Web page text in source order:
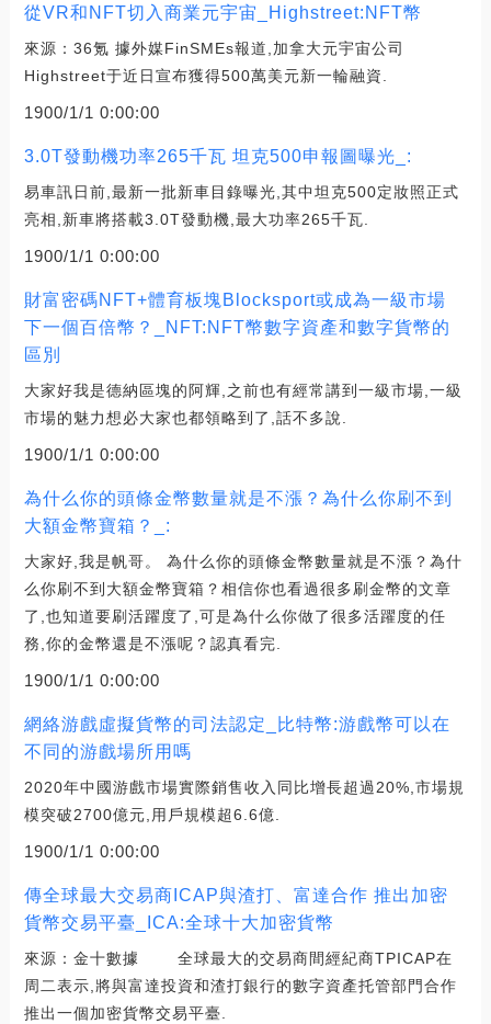
從VR和NFT切入商業元宇宙_Highstreet:NFT幣
來源：36氪 據外媒FinSMEs報道,加拿大元宇宙公司
Highstreet于近日宣布獲得500萬美元新一輪融資.
1900/1/1 0:00:00
3.0T發動機功率265千瓦 坦克500申報圖曝光_:
易車訊日前,最新一批新車目錄曝光,其中坦克500定妝照正式
亮相,新車將搭載3.0T發動機,最大功率265千瓦.
1900/1/1 0:00:00
財富密碼NFT+體育板塊Blocksport或成為一級市場
下一個百倍幣？_NFT:NFT幣數字資產和數字貨幣的
區別
大家好我是德納區塊的阿輝,之前也有經常講到一級市場,一級
市場的魅力想必大家也都領略到了,話不多說.
1900/1/1 0:00:00
為什么你的頭條金幣數量就是不漲？為什么你刷不到
大額金幣寶箱？_:
大家好,我是帆哥。 為什么你的頭條金幣數量就是不漲？為什
么你刷不到大額金幣寶箱？相信你也看過很多刷金幣的文章
了,也知道要刷活躍度了,可是為什么你做了很多活躍度的任
務,你的金幣還是不漲呢？認真看完.
1900/1/1 0:00:00
網絡游戲虛擬貨幣的司法認定_比特幣:游戲幣可以在
不同的游戲場所用嗎
2020年中國游戲市場實際銷售收入同比增長超過20%,市場規
模突破2700億元,用戶規模超6.6億.
1900/1/1 0:00:00
傳全球最大交易商ICAP與渣打、富達合作 推出加密
貨幣交易平臺_ICA:全球十大加密貨幣
來源：金十數據 全球最大的交易商間經紀商TPICAP在
周二表示,將與富達投資和渣打銀行的數字資產托管部門合作
推出一個加密貨幣交易平臺.